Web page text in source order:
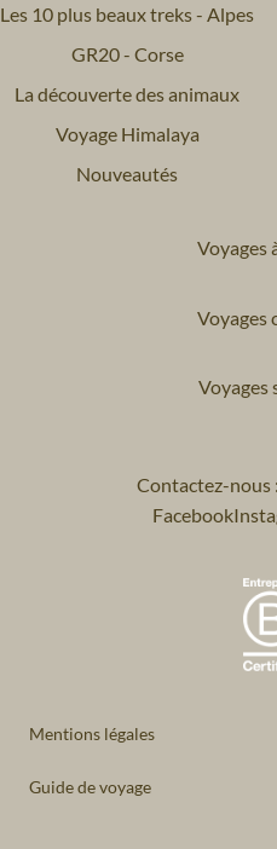
Les 10 plus beaux treks - Alpes
GR20 - Corse
La découverte des animaux
Voyage Himalaya
Nouveautés
Voyages
Voyages
Voyages
Contactez-
Facebook
Mentions légales
Guide de voyage